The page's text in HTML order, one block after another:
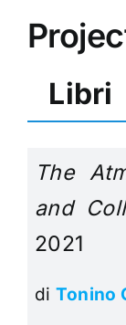
Libri
The
and
2021
di Tonino